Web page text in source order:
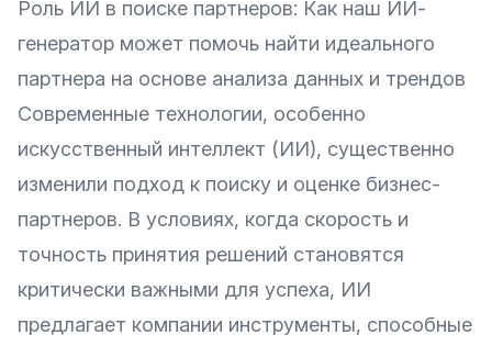
Роль ИИ в поиске партнеров: Как наш ИИ-
генератор может помочь найти идеального
партнера на основе анализа данных и трендов
Современные технологии, особенно
искусственный интеллект (ИИ), существенно
изменили подход к поиску и оценке бизнес-
партнеров. В условиях, когда скорость и
точность принятия решений становятся
критически важными для успеха, ИИ
предлагает компании инструменты, способные